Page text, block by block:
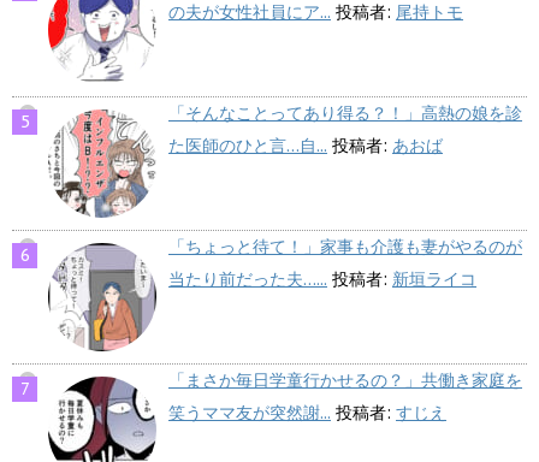
の夫が女性社員にア... 投稿者: 尾持トモ
「そんなことってあり得る？！」高熱の娘を診
た医師のひと言…自... 投稿者: あおば
「ちょっと待て！」家事も介護も妻がやるのが
当たり前だった夫…... 投稿者: 新垣ライコ
「まさか毎日学童行かせるの？」共働き家庭を
笑うママ友が突然謝... 投稿者: すじえ